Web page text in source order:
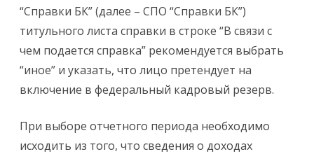
“Справки БК” (далее – СПО “Справки БК”)
титульного листа справки в строке “В связи с
чем подается справка” рекомендуется выбрать
“иное” и указать, что лицо претендует на
включение в федеральный кадровый резерв.
При выборе отчетного периода необходимо
исходить из того, что сведения о доходах